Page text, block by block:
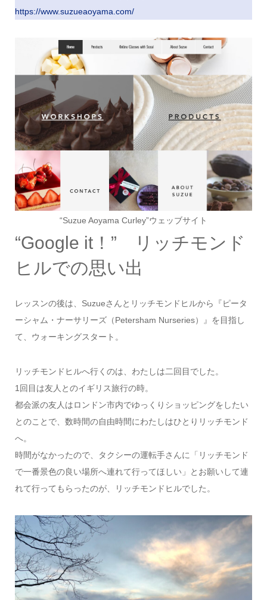
https://www.suzueaoyama.com/
“Suzue Aoyama Curley”ウェッブサイト
“Google it！” リッチモンド
ヒルでの思い出
レッスンの後は、Suzueさんとリッチモンドヒルから『ピータ
ーシャム・ナーサリーズ（Petersham Nurseries）』を目指し
て、ウォーキングスタート。
リッチモンドヒルへ行くのは、わたしは二回目でした。
1回目は友人とのイギリス旅行の時。
都会派の友人はロンドン市内でゆっくりショッピングをしたい
とのことで、数時間の自由時間にわたしはひとりリッチモンド
へ。
時間がなかったので、タクシーの運転手さんに「リッチモンド
で一番景色の良い場所へ連れて行ってほしい」とお願いして連
れて行ってもらったのが、リッチモンドヒルでした。